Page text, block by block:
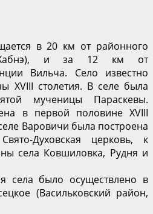
в 20 км от районного
(Хабнэ), и за 12 км от
Вильча. Село известно
XVIII столетия. В селе была
мученицы Параскевы.
в первой половине XVIII
Варовичи была построена
Духовская церковь, к
села Ковшиловка, Рудня и
села было осуществлено в
(Васильковский район,